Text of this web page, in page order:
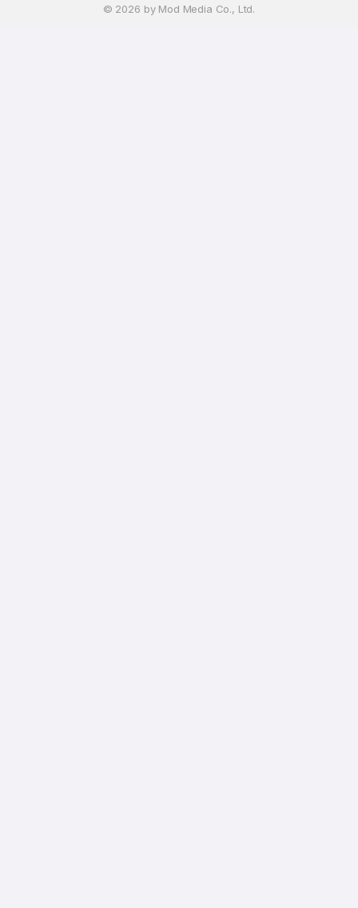
© 2026 by Mod Media Co., Ltd.